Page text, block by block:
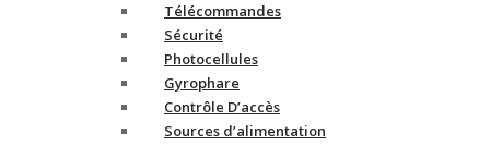
Télécommandes
Sécurité
Photocellules
Gyrophare
Contrôle D’accès
Sources d’alimentation